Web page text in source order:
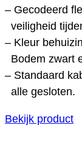
– Gecodeerd
veiligheid
– Kleur
Bodem zwart
– Standaard
alle gesloten.
Bekijk product